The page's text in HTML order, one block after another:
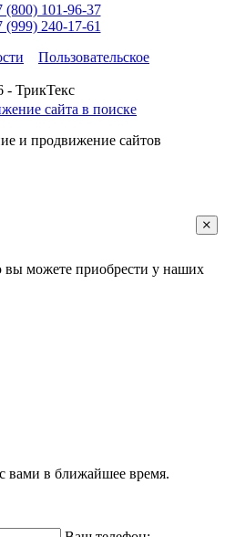
(800) 101-96-37
(999) 240-17-61
Пользовательское
- ТрикТекс
сайта в поиске
и продвижение сайтов
можете приобрести у наших
вами в ближайшее время.